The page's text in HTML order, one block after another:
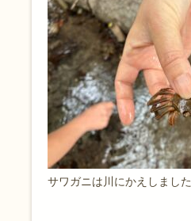
サワガニは川にかえしました